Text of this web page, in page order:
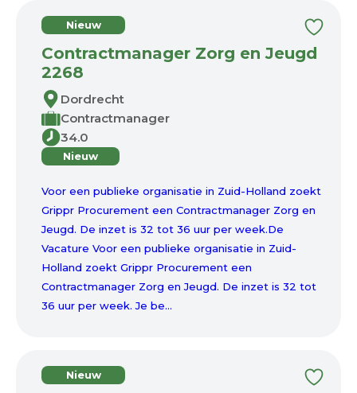
Nieuw
Contractmanager Zorg en Jeugd
2268
Dordrecht
Contractmanager
34.0
Nieuw
Voor een publieke organisatie in Zuid-Holland zoekt
Grippr Procurement een Contractmanager Zorg en
Jeugd. De inzet is 32 tot 36 uur per week.De
Vacature Voor een publieke organisatie in Zuid-
Holland zoekt Grippr Procurement een
Contractmanager Zorg en Jeugd. De inzet is 32 tot
36 uur per week. Je be...
Nieuw